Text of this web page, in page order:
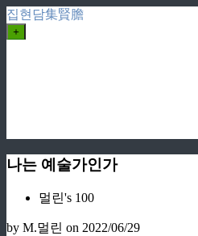
집현담集賢膽
+
나는 예술가인가
멀린's 100
by M.멀린 on 2022/06/29